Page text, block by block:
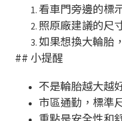
看車門旁邊的標
照原廠建議的尺
如果想換大輪胎
## 小提醒
不是輪胎越大越
市區通勤，標準